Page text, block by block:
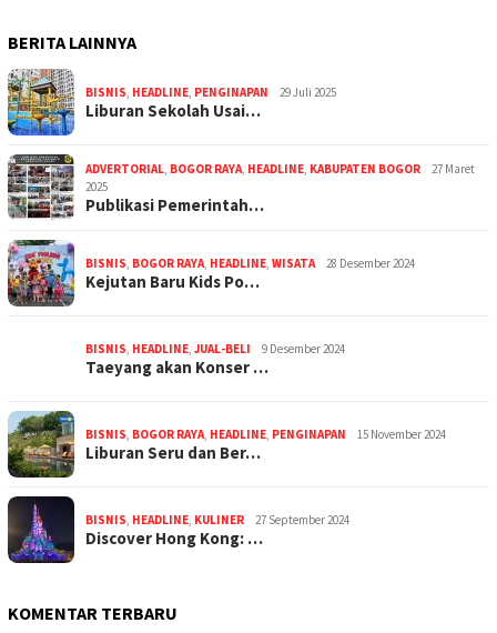
BERITA LAINNYA
BISNIS HEADLINE PENGINAPAN 29 Juli 2025
Liburan Sekolah Usai…
ADVERTORIAL BOGOR RAYA HEADLINE KABUPATEN BOGOR
27 Maret
2025
Publikasi Pemerintah…
BISNIS BOGOR RAYA HEADLINE WISATA 28 Desember 2024
Kejutan Baru Kids Po…
BISNIS HEADLINE JUAL-BELI 9 Desember 2024
Taeyang akan Konser …
BISNIS BOGOR RAYA HEADLINE PENGINAPAN 15 November 2024
Liburan Seru dan Ber…
BISNIS HEADLINE KULINER 27 September 2024
Discover Hong Kong: …
KOMENTAR TERBARU